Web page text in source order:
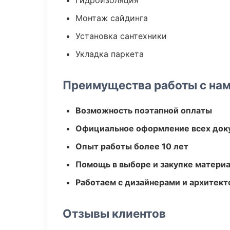
Монтаж сайдинга
Установка сантехники
Укладка паркета
Преимущества работы с
Возможность поэтапной оплаты
Официальное оформление всех
Опыт работы более 10 лет
Помощь в выборе и закупке
Работаем с дизайнерами и
Отзывы клиентов